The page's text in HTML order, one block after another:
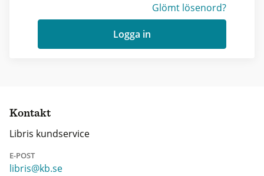
Glömt lösenord?
Logga in
Kontakt
Libris kundservice
E-POST
libris@kb.se